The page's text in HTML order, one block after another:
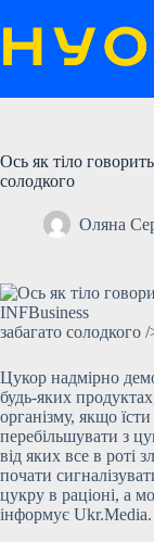
до
вмісту
Ось як тіло
солодкого
Оляна
забагато солодкого /
Цукор надмірно
будь-яких
організму, якщо
перебільшувати з
від яких все в роті
почати
цукру в раціоні, а
інформує Ukr.Media.